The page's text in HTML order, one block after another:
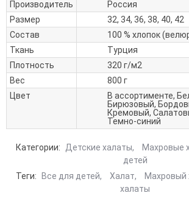
Производитель
Россия
Размер
32, 34, 36, 38, 40, 42
Состав
100 % хлопок
Ткань
Турция
Плотность
320 г/м2
Вес
800 г
Цвет
В ассортименте,
Бирюзовый,
Кремовый,
Темно-синий
Категории: Детские халаты, Махровые
детей
Теги:
Все для детей, Халат, Махровый
халаты